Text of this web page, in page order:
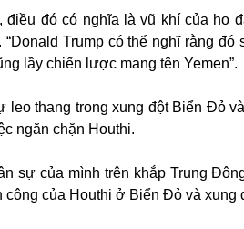
đó có nghĩa là vũ khí của họ
Trump có thể nghĩ rằng đó
lầy chiến lược mang tên Yemen”.
leo thang trong xung đột Biển Đỏ
ngăn chặn Houthi.
sự của mình trên khắp Trung
công của Houthi ở Biển Đỏ và xung